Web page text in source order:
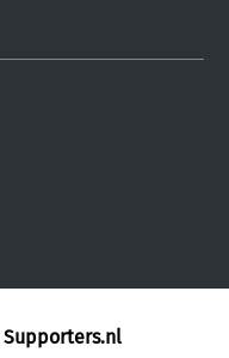
Supporters.nl